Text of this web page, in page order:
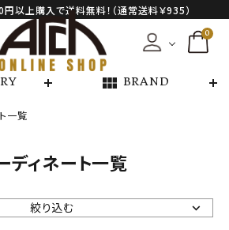
以上購入で送料無料！（通常送料￥935）
0
view_module BRAND
一覧
ディネート一覧
絞り込む